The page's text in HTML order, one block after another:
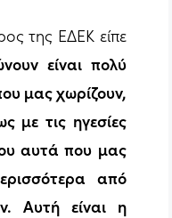
της ΕΔΕΚ είπε
είναι πολύ
μας χωρίζουν,
με τις ηγεσίες
αυτά που μας
από
Αυτή είναι η